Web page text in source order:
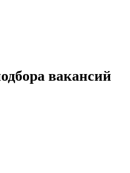
вакансий